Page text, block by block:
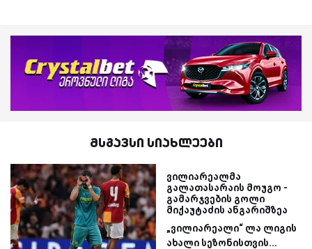
მსგავსი სიახლეები
ვილიარეალმა
გალათასარაის მოუგო -
გამარჯვების გოლი
მიქაუტაძის ანგარიშზეა
„ვილიარეალი“ ლა ლიგის
ახალი სეზონისთვის...